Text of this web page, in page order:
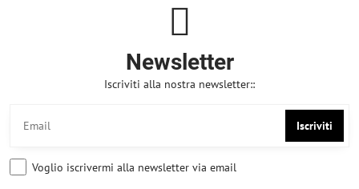
Newsletter
Iscriviti alla nostra newsletter::
Iscriviti
Voglio iscrivermi alla newsletter via email